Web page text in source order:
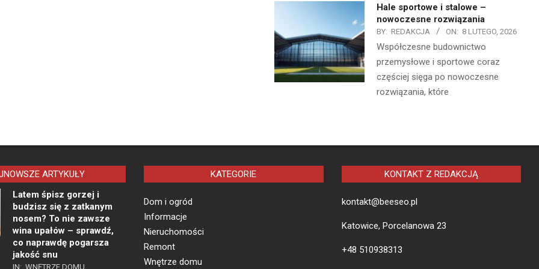
Hale sportowe i stalowe –
nowoczesne rozwiązania
BY: REDAKCJA ON: 8 LUTEGO, 2026
Współczesne budownictwo
przemysłowe i sportowe coraz
częściej sięga po nowoczesne
rozwiązania, które
ARTYKUŁY
Latem śpisz gorzej i
budzisz się z zatkanym
nosem? To nie zawsze
wina upałów – sprawdź,
co naprawdę pogarsza
jakość snu
IN: WNĘTRZE DOMU
KATEGORIE
Dom i ogród
Informacje
Nieruchomości
Remont
Wnętrze domu
KONTAKT Z REDAKCJĄ
kontakt@beeseo.pl
Katowice, Porcelanowa 23
+48 510938313